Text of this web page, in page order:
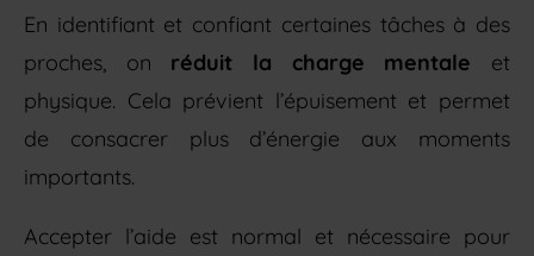
En identifiant et confiant certaines tâches à des
proches, on réduit la charge mentale et
physique. Cela prévient l’épuisement et permet
de consacrer plus d’énergie aux moments
importants.
Accepter l’aide est normal et nécessaire pour